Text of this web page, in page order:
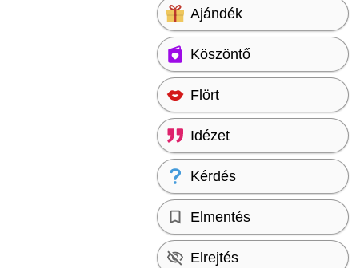
Ajándék
Köszöntő
Flört
Idézet
Kérdés
Elmentés
Elrejtés